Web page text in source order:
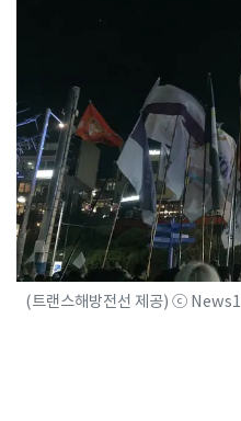
(트랜스해방전선 제공) ⓒ News1